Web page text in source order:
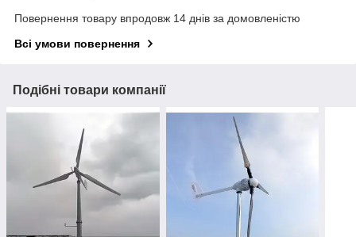
Повернення товару впродовж 14 днів за домовленістю
Всі умови повернення
Подібні товари компанії